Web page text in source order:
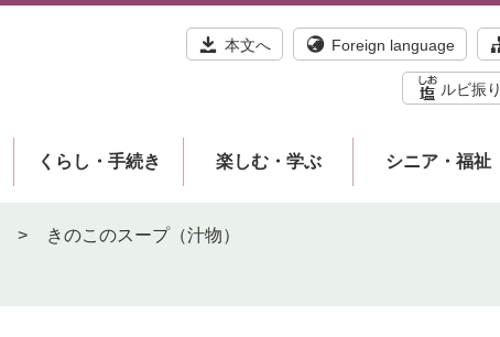
本文へ Foreign language
ルビ振り
くらし・手続き 楽しむ・学ぶ シニア・福祉
> きのこのスープ（汁物）